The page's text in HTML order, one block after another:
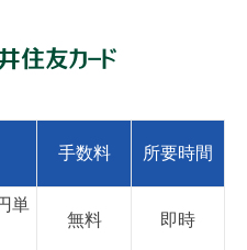
手数料 所要時間
単
無料 即時